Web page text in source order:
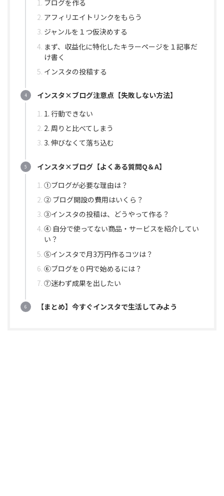
ブログを作る
アフィリエイトリンクをもらう
ジャンルを１つ仮決めする
まず、収益化に特化したキラーページを１記事だ
け書く
インスタの投稿する
インスタ×ブログ注意点【失敗しない方法】
1. 行動できない
2. 周りと比べてしまう
3. 伸びなくて落ち込む
インスタ×ブログ【よくある質問Q＆A】
①ブログが必要な理由は？
② ブログ開設の費用はいくら？
③インスタの投稿は、どうやって作る？
④ 自分で使ってない商品・サービスを紹介してい
い？
⑤インスタで月3万円作るコツは？
⑥ブログを０円で始めるには？
⑦迷わず成果を出したい
【まとめ】今すぐインスタで生活してみよう